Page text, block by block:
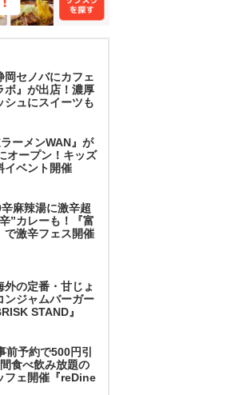
岡セノバにカフェ
ボ』が出店！濃厚
シュにスイーツも
ーメンWAN』が
オープン！キッズ
イベント開催
麻辣湯に激辛超
”カレーも！『富
で激辛フェス開催
外の定番・甘じょ
ンジャムバーガー
STAND』
前予約で500円引
食べ飲み放題の
フェ開催『reDine